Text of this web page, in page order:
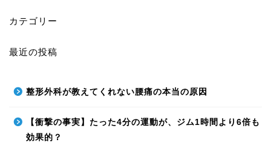
カテゴリー
最近の投稿
整形外科が教えてくれない腰痛の本当の原因
【衝撃の事実】たった4分の運動が、ジム1時間より6倍も
効果的？